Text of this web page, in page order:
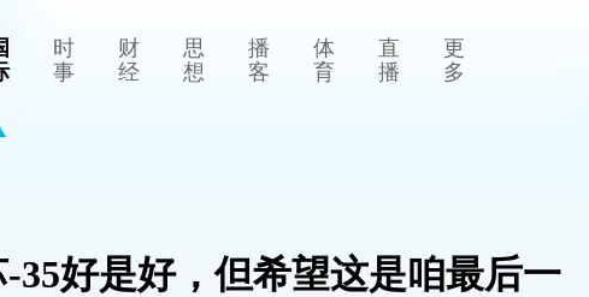
时
事
财
经
思
想
播
客
体
育
直
播
更
多
35好是好，但希望这是咱最后一